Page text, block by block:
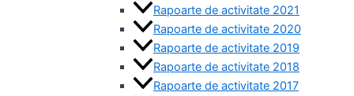
Rapoarte de activitate 2021
Rapoarte de activitate 2020
Rapoarte de activitate 2019
Rapoarte de activitate 2018
Rapoarte de activitate 2017